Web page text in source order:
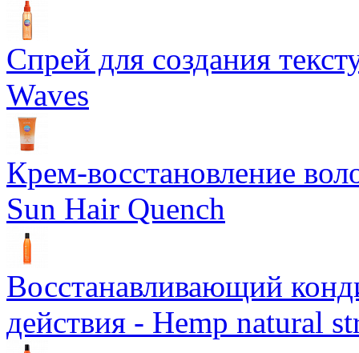
Спрей для создания
Waves
Крем-восстановление
Sun Hair Quench
Восстанавливающий
действия - Hemp natural